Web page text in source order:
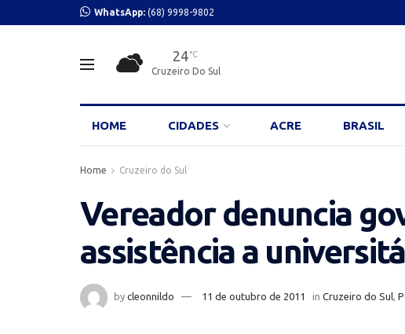
WhatsApp: (68) 9998-9802
24 °C
Cruzeiro Do Sul
HOME CIDADES ACRE BRASIL
Home Cruzeiro do Sul
Vereador denuncia
assistência a
by cleonnildo 11 de outubro de 2011 in Cruzeiro do Sul